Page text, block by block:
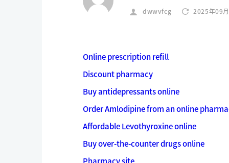
dwwvfcg 2025年09
Online prescription refill
Discount pharmacy
Buy antidepressants online
Order Amlodipine from an online
Affordable Levothyroxine online
Buy over-the-counter drugs online
Pharmacy site